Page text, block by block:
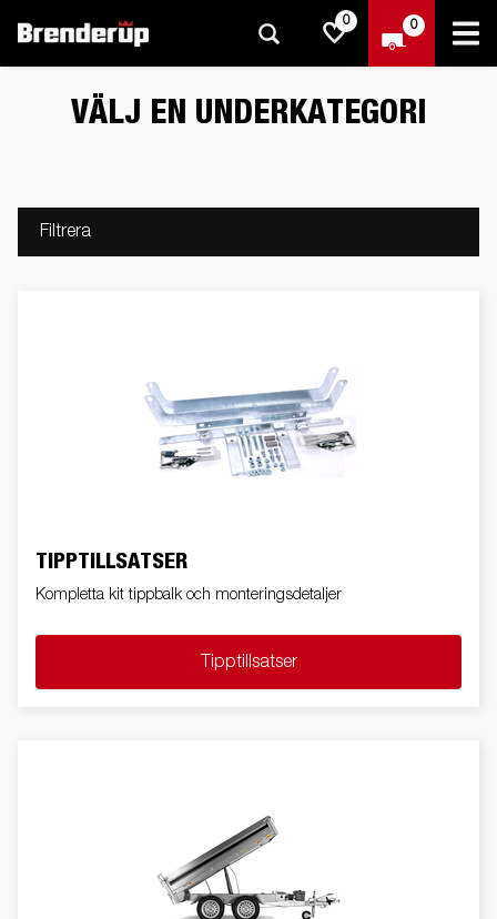
0 0
VÄLJ EN UNDERKATEGORI
Filtrera
TIPPTILLSATSER
Kompletta kit tippbalk och monteringsdetaljer
Tipptillsatser